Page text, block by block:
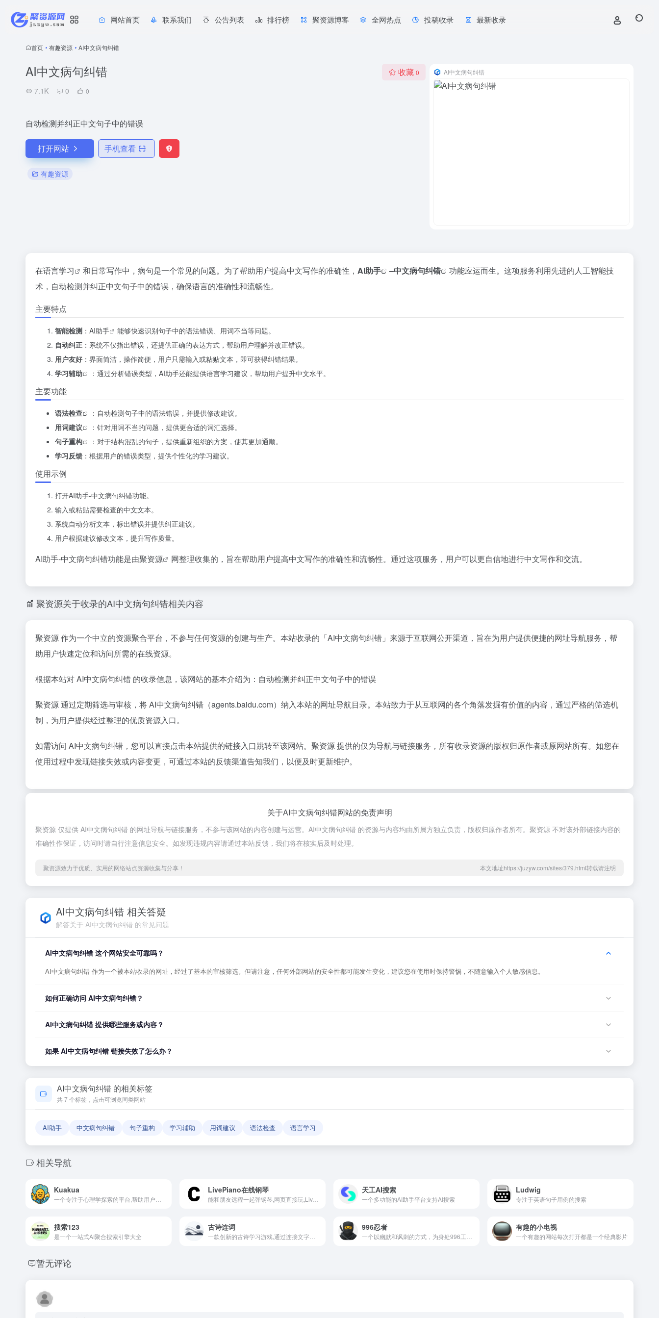
网站首页 联系我们 公告列表 排行榜 聚资源博客 全网热点 投稿收录 最新收录
首页 • 有趣资源 • AI中文病句纠错
AI中文病句纠错
7.1K 0 0
收藏 0
自动检测并纠正中文句子中的错误
打开网站 手机查看
有趣资源
AI中文病句纠错
在语言学习 和日常写作中，病句是一个常见的问题。为了帮助用户提高中文写作的准确性， AI助手 –中文病句纠错
功能应运而生。这项服务利用先进的人工智能技
术，自动检测并纠正中文句子中的错误，确保语言的准确性和流畅性。
主要特点
智能检测 ： AI助手
能够快速识别句子中的语法错误、用词不当等问题。
自动纠正 ：系统不仅指出错误，还提供正确的表达方式，帮助用户理解并改正错误。
用户友好 ：界面简洁，操作简便，用户只需输入或粘贴文本，即可获得纠错结果。
学习辅助
：通过分析错误类型，AI助手还能提供语言学习建议，帮助用户提升中文水平。
主要功能
语法检查
：自动检测句子中的语法错误，并提供修改建议。
用词建议
：针对用词不当的问题，提供更合适的词汇选择。
句子重构
：对于结构混乱的句子，提供重新组织的方案，使其更加通顺。
学习反馈 ：根据用户的错误类型，提供个性化的学习建议。
使用示例
打开AI助手-中文病句纠错功能。
输入或粘贴需要检查的中文文本。
系统自动分析文本，标出错误并提供纠正建议。
用户根据建议修改文本，提升写作质量。
AI助手-中文病句纠错功能是由聚资源 网整理收集的，旨在帮助用户提高中文写作的准确性和流畅性。通过这项服务，用户可以更自信地进行中文写作和交流。
聚资源关于收录的AI中文病句纠错相关内容
聚资源 作为一个中立的资源聚合平台，不参与任何资源的创建与生产。本站收录的「AI中文病句纠错」来源于互联网公开渠道，旨在为用户提供便捷的网址导航服务，帮
助用户快速定位和访问所需的在线资源。
根据本站对 AI中文病句纠错 的收录信息，该网站的基本介绍为：自动检测并纠正中文句子中的错误
聚资源 通过定期筛选与审核，将 AI中文病句纠错（agents.baidu.com）纳入本站的网址导航目录。本站致力于从互联网的各个角落发掘有价值的内容，通过严格的筛选机
制，为用户提供经过整理的优质资源入口。
如需访问 AI中文病句纠错，您可以直接点击本站提供的链接入口跳转至该网站。聚资源 提供的仅为导航与链接服务，所有收录资源的版权归原作者或原网站所有。如您在
使用过程中发现链接失效或内容变更，可通过本站的反馈渠道告知我们，以便及时更新维护。
关于AI中文病句纠错网站的免责声明
聚资源 仅提供 AI中文病句纠错 的网址导航与链接服务，不参与该网站的内容创建与运营。AI中文病句纠错 的资源与内容均由所属方独立负责，版权归原作者所有。聚资源 不对该外部链接内容的
准确性作保证，访问时请自行注意信息安全。如发现违规内容请通过本站反馈，我们将在核实后及时处理。
聚资源致力于优质、实用的网络站点资源收集与分享！ 本文地址https://juzyw.com/sites/379.html转载请注明
AI中文病句纠错 相关答疑
解答关于 AI中文病句纠错 的常见问题
AI中文病句纠错 这个网站安全可靠吗？
AI中文病句纠错 作为一个被本站收录的网址，经过了基本的审核筛选。但请注意，任何外部网站的安全性都可能发生变化，建议您在使用时保持警惕，不随意输入个人敏感信息。
如何正确访问 AI中文病句纠错？
AI中文病句纠错 提供哪些服务或内容？
如果 AI中文病句纠错 链接失效了怎么办？
如果发现链接无法打开或内容已变更，您可以使用页面上的「反馈」功能向我们报告，我们会尽快核实并更新网址信息，确保导航链接的准确性和有效性。
AI中文病句纠错 的相关标签
共 7 个标签，点击可浏览同类网站
AI助手 中文病句纠错 句子重构 学习辅助 用词建议 语法检查 语言学习
相关导航
Kuakua LivePiano在线钢琴 天工AI搜索
一个多功能的AI助手平台支持AI搜索
Ludwig
专注于英语句子用例的搜索
搜索123
是一个一站式AI聚合搜索引擎大全
古诗连词 996忍者 有趣的小电视
一个有趣的网站每次打开都是一个经典影片
暂无评论